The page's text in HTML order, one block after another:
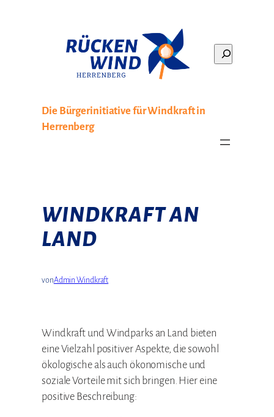
Search
Die Bürgerinitiative für Windkraft in
Herrenberg
WINDKRAFT AN
LAND
vonAdmin Windkraft
Windkraft und Windparks an Land bieten
eine Vielzahl positiver Aspekte, die sowohl
ökologische als auch ökonomische und
soziale Vorteile mit sich bringen. Hier eine
positive Beschreibung: